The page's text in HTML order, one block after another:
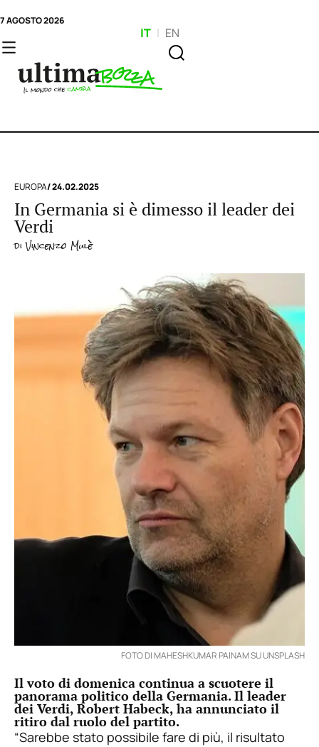
7 AGOSTO 2026
IT | EN
EUROPA/ 24.02.2025
In Germania si è dimesso il leader dei
Verdi
diVincenzo Mulè
FOTO DI MAHESHKUMAR PAINAM SU UNSPLASH
Il voto di domenica continua a scuotere il
panorama politico della Germania. Il leader
dei Verdi, Robert Habeck, ha annunciato il
ritiro dal ruolo del partito.
“Sarebbe stato possibile fare di più, il risultato